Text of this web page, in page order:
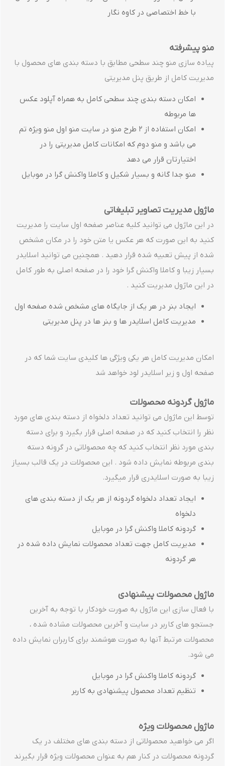
با خط اختصاصی در کاوه نگار
منو پیشرفته
پیاده سازی منو چند سطحی مطابق با دسته بندی های محصول با
مدیریت کامل از طریق پنل مدیریتی
امکان دسته بندی چند سطحی کامل به همراه آپلود عکس
ها مربوطه
امکان استفاده از 2 طرح منو در سایت منو اول منو ویژه تم
می باشد و منو دوم که امکانات کامل مدیریتی را در
اختیارتان قرار می دهد
منو جدا گانه و بسیار شکیل و کاملا واکنش گرا در موبایل
ماژول مدیریت تصاویر تبلیغاتی
در این ماژول می توانید کلیه عناصر صفحه اول سایت را مدیریت
کنید به این صورت که هر عکس یا متن خود را در مکان مشخص
شده از پیش تعبیه شده قرار دهید . همچنین می توانید اسلایدر
بسیار زیبا و کاملا واکنش گرا خود را در صفحه اصلی به طور کامل
در این ماژول مدیریت کنید .
ایجاد بنر در هر یک از جایگاه های مشخص شده صفحه اول
مدیریت کامل اسلایدر ها و بنر ها در پنل مدیریتی
امکان مدیریت کامل هر یکی ویژگی ها کلیدی سایت شما که در
صفحه اول و زیر اسلایدر لود خواهد شد
ماژول گردونه محصولات
توسط این ماژول می توانید تعداد دلخواه از دسته بندی های مورد
نظر را انتخاب کنید که در صفحه اصلی قرار بگیرد و برای دسته
بندی مورد نظر انتخاب کنید که چه محصولاتی در گرونه دسته
بندی مربوطه نمایش داده شود . این محصولات در یک قالب بسیاز
زیبا به صورت اسلایدری قرار میگیرد.
ایجاد تعداد دلخواه گردونه از هر یک از دسته بندی های
دلخواه
گردونه کاملا واکنش گرا در موبایل
مدیریت کامل جهت تعداد محصولات نمایش داده شده در
هر گردونه
ماژول محصولات پیشنهادی
با فعال سازی این ماژول به صورت خودکار با توجه به آخرین
جستجو های کاربر در سایت و آخرین محصولات مشاده شده ،
محصولات مرتبط آنها به صورت هوشمند برای کاربران نمایش داده
می شود.
گردونه کاملا واکنش گرا در موبایل
تنظیم تعداد محصول پیشنهادی به کاربر
ماژول محصولات ویژه
اگر می خواهید محصولاتی از دسته بندی های مختلف در یک
گردونه محصولات در کنار هم به عنوان محصولات ویژه قرار بگیرند